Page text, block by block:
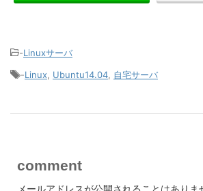
-Linuxサーバ
-Linux Ubuntu14.04 自宅サーバ
comment
メールアドレスが公開されることはありま